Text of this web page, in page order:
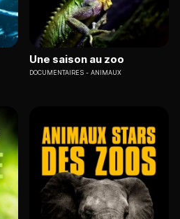
Une saison au zoo
DOCUMENTAIRES ANIMAUX